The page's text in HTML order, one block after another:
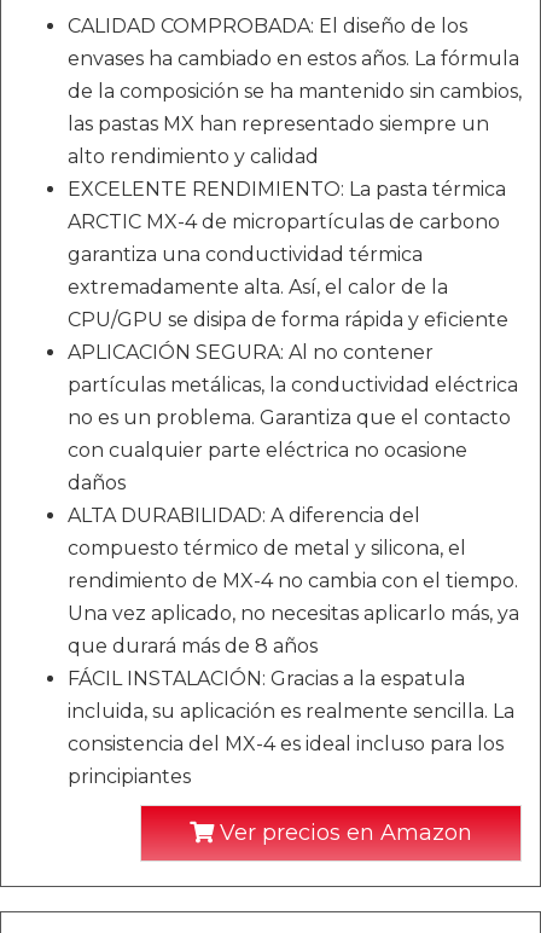
CALIDAD COMPROBADA: El diseño de los
envases ha cambiado en estos años. La fórmula
de la composición se ha mantenido sin cambios,
las pastas MX han representado siempre un
alto rendimiento y calidad
EXCELENTE RENDIMIENTO: La pasta térmica
ARCTIC MX-4 de micropartículas de carbono
garantiza una conductividad térmica
extremadamente alta. Así, el calor de la
CPU/GPU se disipa de forma rápida y eficiente
APLICACIÓN SEGURA: Al no contener
partículas metálicas, la conductividad eléctrica
no es un problema. Garantiza que el contacto
con cualquier parte eléctrica no ocasione
daños
ALTA DURABILIDAD: A diferencia del
compuesto térmico de metal y silicona, el
rendimiento de MX-4 no cambia con el tiempo.
Una vez aplicado, no necesitas aplicarlo más, ya
que durará más de 8 años
FÁCIL INSTALACIÓN: Gracias a la espatula
incluida, su aplicación es realmente sencilla. La
consistencia del MX-4 es ideal incluso para los
principiantes
Ver precios en Amazon